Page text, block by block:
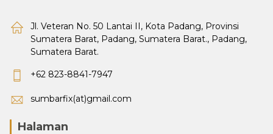
Jl. Veteran No. 50 Lantai II, Kota Padang, Provinsi
Sumatera Barat, Padang, Sumatera Barat., Padang,
Sumatera Barat.
+62 823-8841-7947
sumbarfix(at)gmail.com
Halaman